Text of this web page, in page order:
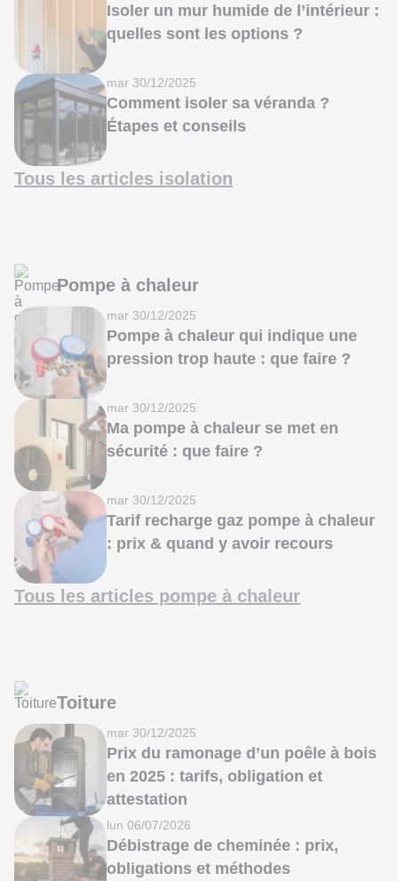
Isoler un mur humide de l’intérieur :
quelles sont les options ?
mar 30/12/2025
Comment isoler sa véranda ?
Étapes et conseils
Tous les articles isolation
Pompe à chaleur
mar 30/12/2025
Pompe à chaleur qui indique une
pression trop haute : que faire ?
mar 30/12/2025
Ma pompe à chaleur se met en
sécurité : que faire ?
mar 30/12/2025
Tarif recharge gaz pompe à chaleur
: prix & quand y avoir recours
Tous les articles pompe à chaleur
Toiture
mar 30/12/2025
Prix du ramonage d’un poêle à bois
en 2025 : tarifs, obligation et
attestation
lun 06/07/2026
Débistrage de cheminée : prix,
obligations et méthodes